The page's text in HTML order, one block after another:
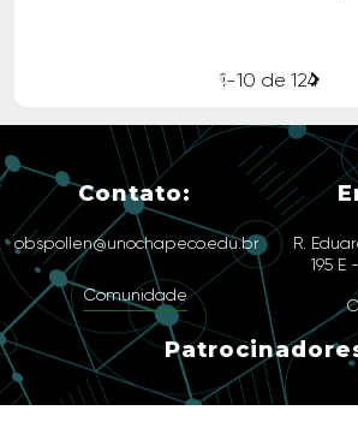
1-10 de 124
chevron_left chevron_right
Contato:
obspollen@unochapeco.edu.br
Comunidade
R.
195 E